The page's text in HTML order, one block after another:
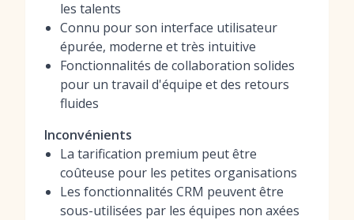
les talents
Connu pour son interface utilisateur
épurée, moderne et très intuitive
Fonctionnalités de collaboration solides
pour un travail d'équipe et des retours
fluides
Inconvénients
La tarification premium peut être
coûteuse pour les petites organisations
Les fonctionnalités CRM peuvent être
sous-utilisées par les équipes non axées